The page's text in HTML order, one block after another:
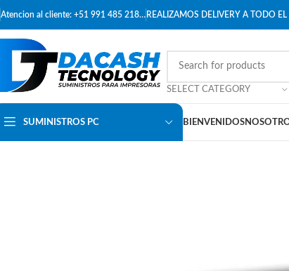
Atencion al cliente: +51 991 485 218… REALIZAMOS DELIVERY A TODO
SELECT CATEGORY
SUMINISTROS PC BIENVENIDOS